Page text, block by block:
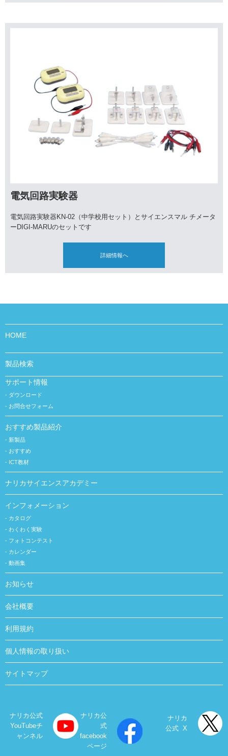
電気回路実験器
電気回路実験器KN-02（中学校用セット）とサイエンスマル チメータ
ーDIGI-MARUのセットです
詳細情報へ
HOME
製品検索
サポート情報
ダウンロード
お問合せフォーム
おすすめ製品紹介
新製品
おすすめ
ICT教材
ナリカサイエンスアカデミー
インフォメーション
カタログ
わくわく実験
フォトコンテスト
カレンダー
動画集
お知らせ
会社概要
利用規約
個人情報の取り扱い
サイトマップ
ナリカ公式
YouTubeチ
ャンネル
ナリカ公
式
facebook
ページ
ナリカ
公式 X